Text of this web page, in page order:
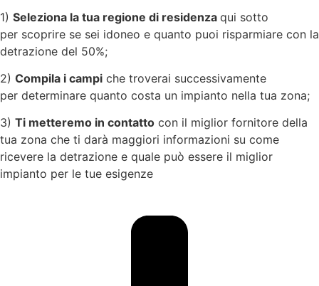
1) Seleziona la tua regione di residenza qui sotto
per scoprire se sei idoneo e quanto puoi risparmiare con la
detrazione del 50%;
2) Compila i campi che troverai successivamente
per determinare quanto costa un impianto nella tua zona;
3) Ti metteremo in contatto con il miglior fornitore della
tua zona che ti darà maggiori informazioni su come
ricevere la detrazione e quale può essere il miglior
impianto per le tue esigenze